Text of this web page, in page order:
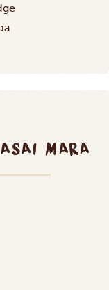
MARA